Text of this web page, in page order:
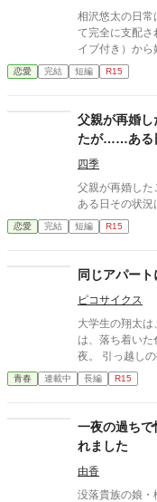
消防署で開かれたお
た一人の消防士さんが
い。・・・太陽の『パ
だ。・・・絶対振
くる内容は、全
相沢悠太の日常
て完全に支配されている。 朝のモーニ
イブ付き）か
務付けられた手
はこれを「家族愛
の一途。周囲の
高まる中、悠
る。 この溺愛っぷり、いつまで「家族」で通せるのか？ 甘すぎる
日常が、悠太
ックスの、超
恋愛 完結 短編 R15
父親が再婚
たが……ある
四季
父親が再婚し
ある日その状況
恋愛 完結 短編 R15
同じアパート
ピコサイクス
大学生の翔太
は、落ち着い
夜。 引っ越し
う。 偶然にも
すぐに採用し、
紗夜の部屋で
――その色気に
と大学生、甘く
青春 連載中 長編 R15
一夜の過ちで
れました
由香
没落貴族の娘・